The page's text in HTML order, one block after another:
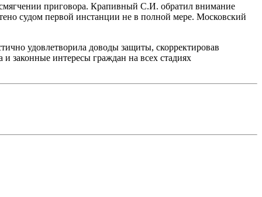
приговора. Крапивный С.И. обратил внимание
судом первой инстанции не в полной мере. Московский
удовлетворила доводы защиты, скорректировав
законные интересы граждан на всех стадиях